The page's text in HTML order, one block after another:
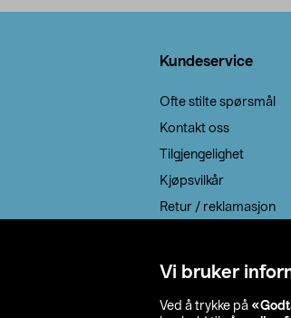
Vi bruker
Ved å trykke på
Kundeservice
Ofte stilte spørsmål
Kontakt oss
Tilgjengelighet
Kjøpsvilkår
Retur / reklamasjon